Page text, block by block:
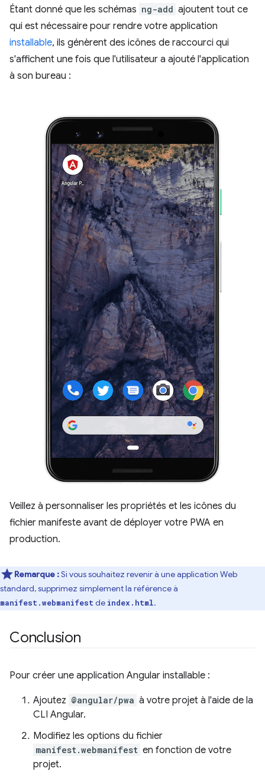
Étant donné que les schémas ng-add ajoutent tout ce
qui est nécessaire pour rendre votre application
installable, ils génèrent des icônes de raccourci qui
s'affichent une fois que l'utilisateur a ajouté l'application
à son bureau :
Veillez à personnaliser les propriétés et les icônes du
fichier manifeste avant de déployer votre PWA en
production.
Remarque :Si vous souhaitez revenir à une application Web
standard, supprimez simplement la référence à
manifest.webmanifest de index.html.
Conclusion
Pour créer une application Angular installable :
Ajoutez @angular/pwa à votre projet à l'aide de la
CLI Angular.
Modifiez les options du fichier
manifest.webmanifest en fonction de votre
projet.